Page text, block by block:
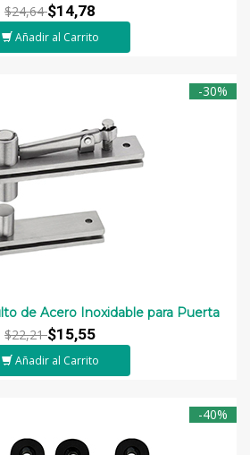
$24,64$14,78
Añadir al Carrito
-30%
de Acero Inoxidable para Puerta
$22,21$15,55
Añadir al Carrito
-40%